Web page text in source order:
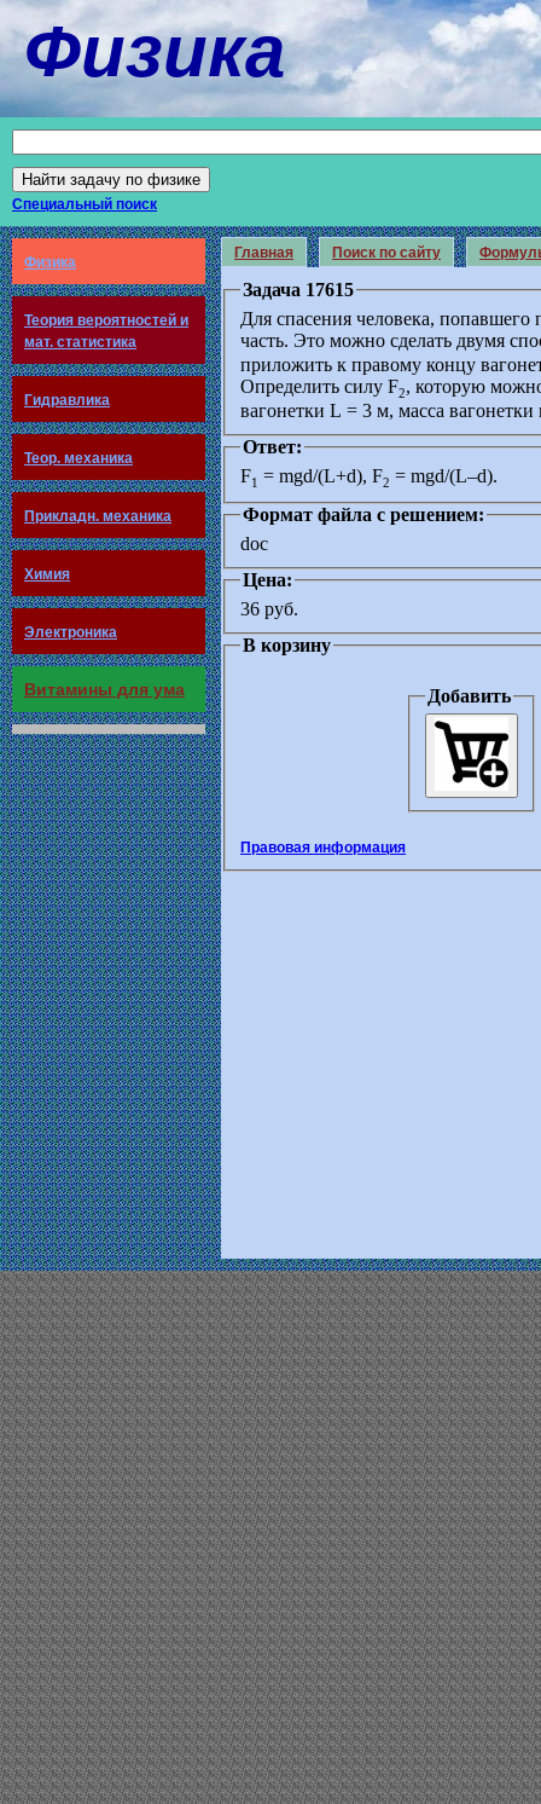
Физика
Специальный поиск
Физика
Теория вероятностей и
мат. статистика
Гидравлика
Теор. механика
Прикладн. механика
Химия
Электроника
Витамины для ума
Главная Поиск по сайту
Задача 17615
Для спасения человека, попавшего
часть. Это можно сделать двумя
приложить к правому концу
Определить силу F2, которую
вагонетки L = 3 м, масса вагонетки
Ответ:
F1 = mgd/(L+d), F2 = mgd/(L–d).
Формат файла с решением:
doc
Цена:
36 руб.
В корзину
Добавить
Правовая информация